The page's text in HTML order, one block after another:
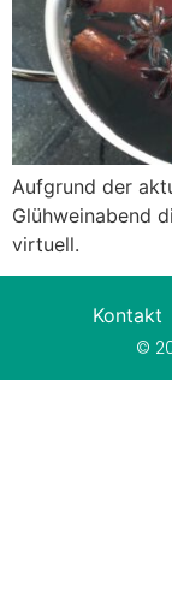
Aufgrund der
Glühweinabend
virtuell.
Kontakt
©